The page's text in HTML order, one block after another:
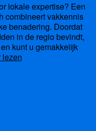
lokale expertise? Een
combineert vakkennis
benadering. Doordat
in de regio bevindt,
kunt u gemakkelijk
lezen